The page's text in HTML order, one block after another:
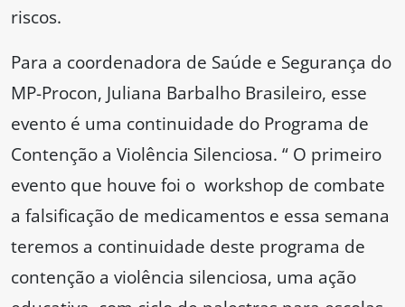
riscos.
Para a coordenadora de Saúde e Segurança do
MP-Procon, Juliana Barbalho Brasileiro, esse
evento é uma continuidade do Programa de
Contenção a Violência Silenciosa. “ O primeiro
evento que houve foi o workshop de combate
a falsificação de medicamentos e essa semana
teremos a continuidade deste programa de
contenção a violência silenciosa, uma ação